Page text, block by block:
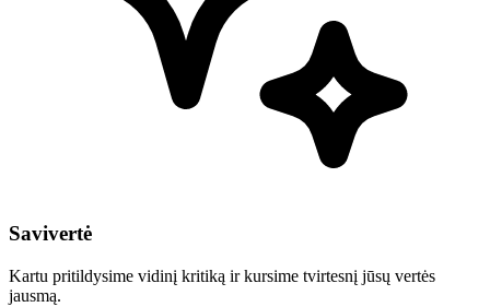
Savivertė
Kartu pritildysime vidinį kritiką ir kursime tvirtesnį jūsų vertės
jausmą.